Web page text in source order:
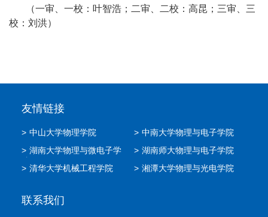
（一审、一校：叶智浩；二审、二校：高昆；三审、三
校：刘洪）
友情链接
> 中山大学物理学院 > 中南大学物理与电子学院
> 湖南大学物理与微电子学
> 湖南师大物理与电子学院
> 清华大学机械工程学院 > 湘潭大学物理与光电学院
联系我们